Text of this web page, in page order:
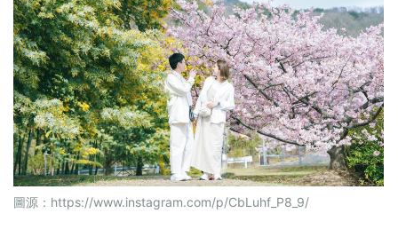
圖源： https://www.instagram.com/p/CbLuhf_P8_9/